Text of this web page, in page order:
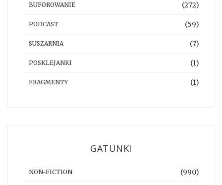
BUFOROWANIE (272)
PODCAST (59)
SUSZARNIA (7)
POSKLEJANKI (1)
FRAGMENTY (1)
GATUNKI
NON-FICTION (990)